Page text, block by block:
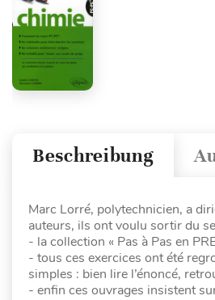
Beschreibung
Marc Lorré, polytechnicien, a
auteurs, ils ont voulu sortir du
- la collection « Pas à Pas en
- tous ces exercices ont été
simples : bien lire l’énoncé,
- enfin ces ouvrages insistent